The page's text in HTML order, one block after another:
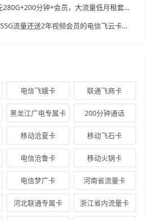
联通飞酷卡29元280G+200分钟+会员，大流量低月租套餐推荐
长期月租29元255G流量还送2年视频会员的电信飞云卡怎么样?
电信飞娥卡 联通飞商卡
黑龙江广电专属卡 200分钟通话
移动沧夏卡 移动飞石卡
电信沧鲁卡 移动火锅卡
电信梦广卡 河南省流量卡
河北联通专属卡 浙江省内流量卡